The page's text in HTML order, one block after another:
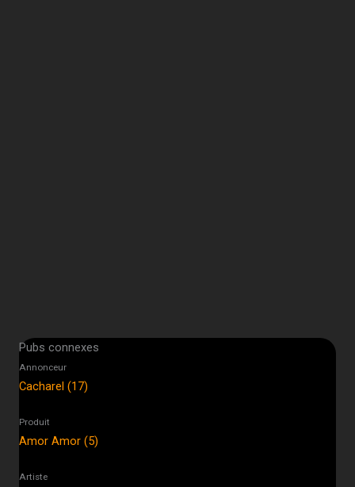
Pubs connexes
Annonceur
Cacharel (17)
Produit
Amor Amor (5)
Artiste